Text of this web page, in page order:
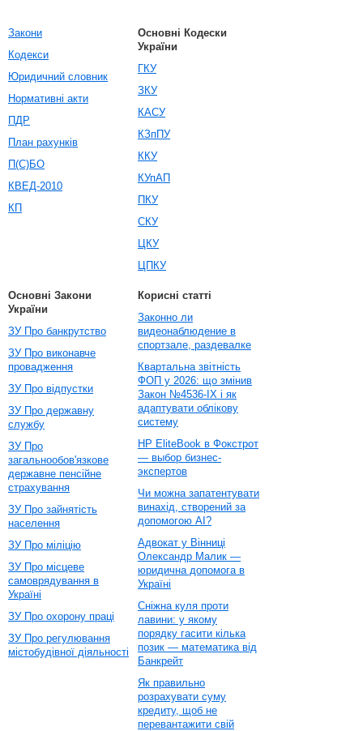
Закони
Кодекси
Юридичний словник
Нормативні акти
ПДР
План рахунків
П(С)БО
КВЕД-2010
КП
Основні Кодески
України
ГКУ
ЗКУ
КАСУ
КЗпПУ
ККУ
КУпАП
ПКУ
СКУ
ЦКУ
ЦПКУ
Основні Закони
України
ЗУ Про банкрутство
ЗУ Про виконавче
провадження
ЗУ Про відпустки
ЗУ Про державну
службу
ЗУ Про
загальнообов'язкове
державне пенсійне
страхування
ЗУ Про зайнятість
населення
ЗУ Про міліцію
ЗУ Про місцеве
самоврядування в
Україні
ЗУ Про охорону праці
ЗУ Про регулювання
містобудівної діяльності
Корисні статті
Законно ли
видеонаблюдение в
спортзале, раздевалке
Квартальна звітність
ФОП у 2026: що змінив
Закон №4536-IX і як
адаптувати облікову
систему
HP EliteBook в Фокстрот
— выбор бизнес-
экспертов
Чи можна запатентувати
винахід, створений за
допомогою AI?
Адвокат у Вінниці
Олександр Малик —
юридична допомога в
Україні
Сніжна куля проти
лавини: у якому
порядку гасити кілька
позик — математика від
Банкрейт
Як правильно
розрахувати суму
кредиту, щоб не
перевантажити свій